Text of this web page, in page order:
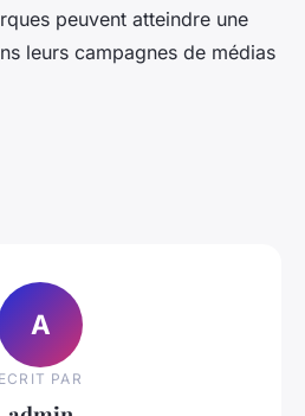
peuvent atteindre une
leurs campagnes de médias
A
ECRIT PAR